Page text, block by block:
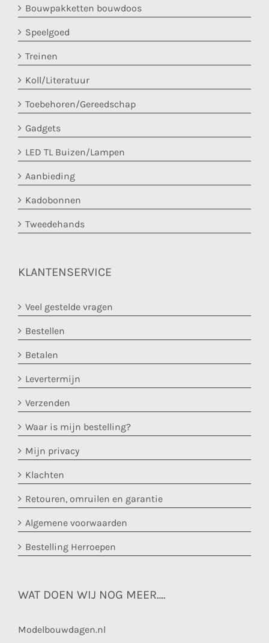
Bouwpakketten bouwdoos
Speelgoed
Treinen
Koll/Literatuur
Toebehoren/Gereedschap
Gadgets
LED TL Buizen/Lampen
Aanbieding
Kadobonnen
Tweedehands
KLANTENSERVICE
Veel gestelde vragen
Bestellen
Betalen
Levertermijn
Verzenden
Waar is mijn bestelling?
Mijn privacy
Klachten
Retouren, omruilen en garantie
Algemene voorwaarden
Bestelling Herroepen
WAT DOEN WIJ NOG MEER….
Modelbouwdagen.nl